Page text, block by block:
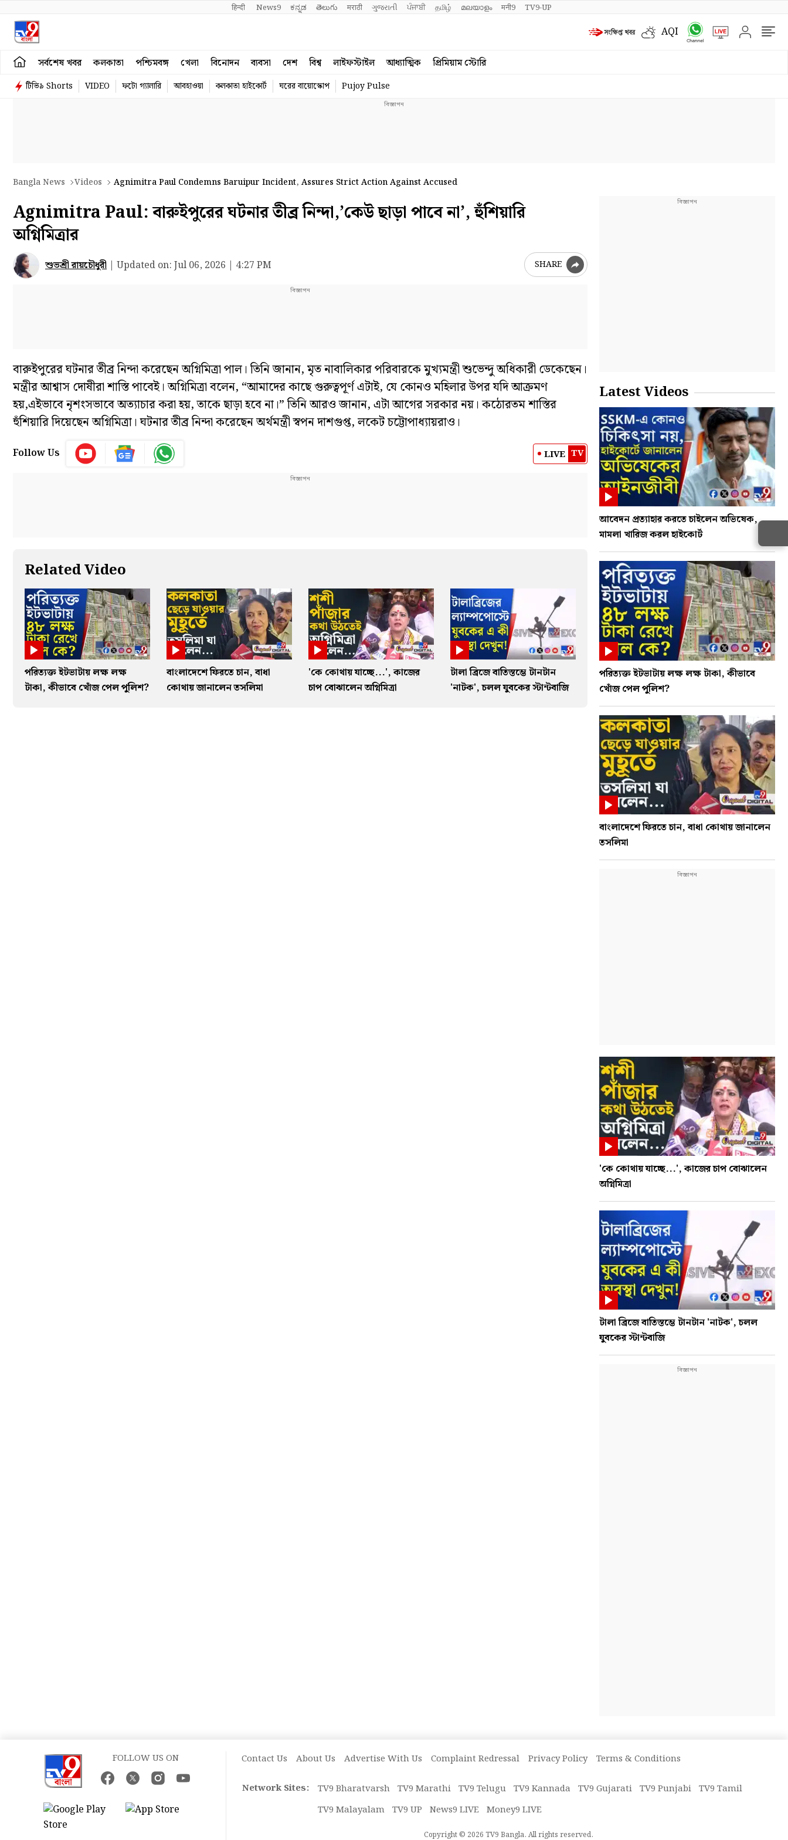
हिन्दी News9 ಕನ್ನಡ తెలుగు मराठी ગુજરાતી ਪੰਜਾਬੀ தமிழ் മലയാളം मनी9 TV9-UP
AQI
সর্বশেষ খবর কলকাতা পশ্চিমবঙ্গ খেলা বিনোদন ব্যবসা দেশ বিশ্ব লাইফস্টাইল আধ্যাত্মিক প্রিমিয়াম স্টোরি
টিভি৯ Shorts VIDEO ফটো গ্যালারি আবহাওয়া কলকাতা হাইকোর্ট ঘরের বায়োস্কোপ Pujoy Pulse
Bangla News Videos Agnimitra Paul Condemns Baruipur Incident, Assures Strict Action Against Accused
Agnimitra Paul: বারুইপুরের ঘটনার তীব্র নিন্দা,’কেউ ছাড়া পাবে না’, হুঁশিয়ারি
অগ্নিমিত্রার
শুভশ্রী রায়চৌধুরী | Updated on: Jul 06, 2026 | 4:27 PM SHARE
বারুইপুরের ঘটনার তীব্র নিন্দা করেছেন অগ্নিমিত্রা পাল। তিনি জানান, মৃত নাবালিকার পরিবারকে মুখ্যমন্ত্রী শুভেন্দু অধিকারী ডেকেছেন।
মন্ত্রীর আশ্বাস দোষীরা শাস্তি পাবেই। অগ্নিমিত্রা বলেন, “আমাদের কাছে গুরুত্বপূর্ণ এটাই, যে কোনও মহিলার উপর যদি আক্রমণ
হয়,এইভাবে নৃশংসভাবে অত্যাচার করা হয়, তাকে ছাড়া হবে না।” তিনি আরও জানান, এটা আগের সরকার নয়। কঠোরতম শাস্তির
হুঁশিয়ারি দিয়েছেন অগ্নিমিত্রা। ঘটনার তীব্র নিন্দা করেছেন অর্থমন্ত্রী স্বপন দাশগুপ্ত, লকেট চট্টোপাধ্যায়রাও।
Follow Us LIVE TV
Related Video
পরিত্যক্ত ইটভাটায় লক্ষ লক্ষ
টাকা, কীভাবে খোঁজ পেল পুলিশ?
বাংলাদেশে ফিরতে চান, বাধা
কোথায় জানালেন তসলিমা
'কে কোথায় যাচ্ছে...', কাজের
চাপ বোঝালেন অগ্নিমিত্রা
টালা ব্রিজে বাতিস্তম্ভে টানটান
'নাটক', চলল যুবকের স্টান্টবাজি
Latest Videos
আবেদন প্রত্যাহার করতে চাইলেন অভিষেক,
মামলা খারিজ করল হাইকোর্ট
পরিত্যক্ত ইটভাটায় লক্ষ লক্ষ টাকা, কীভাবে
খোঁজ পেল পুলিশ?
বাংলাদেশে ফিরতে চান, বাধা কোথায় জানালেন
তসলিমা
'কে কোথায় যাচ্ছে...', কাজের চাপ বোঝালেন
অগ্নিমিত্রা
টালা ব্রিজে বাতিস্তম্ভে টানটান 'নাটক', চলল
যুবকের স্টান্টবাজি
FOLLOW US ON Contact Us About Us Advertise With Us Complaint Redressal Privacy Policy Terms & Conditions
Network Sites: TV9 Bharatvarsh TV9 Marathi TV9 Telugu TV9 Kannada TV9 Gujarati TV9 Punjabi TV9 Tamil
TV9 Malayalam TV9 UP News9 LIVE Money9 LIVE
Copyright © 2026 TV9 Bangla. All rights reserved.